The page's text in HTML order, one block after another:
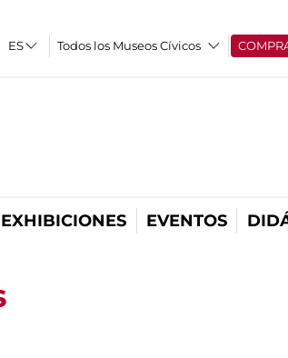
Todos los Museos Cívicos
EXHIBICIONES EVENTOS